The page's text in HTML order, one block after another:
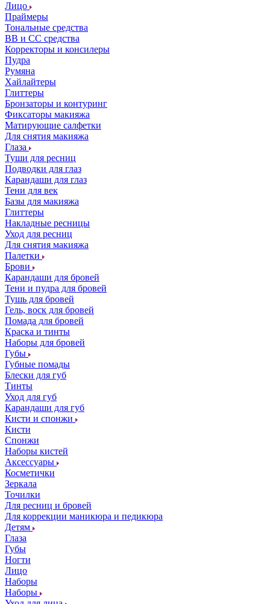
Лицо
Праймеры
Тональные средства
ВВ и СС средства
Корректоры и консилеры
Пудра
Румяна
Хайлайтеры
Глиттеры
Бронзаторы и контуринг
Фиксаторы макияжа
Матирующие салфетки
Для снятия макияжа
Глаза
Туши для ресниц
Подводки для глаз
Карандаши для глаз
Тени для век
Базы для макияжа
Глиттеры
Накладные ресницы
Уход для ресниц
Для снятия макияжа
Палетки
Брови
Карандаши для бровей
Тени и пудра для бровей
Тушь для бровей
Гель, воск для бровей
Помада для бровей
Краска и тинты
Наборы для бровей
Губы
Губные помады
Блески для губ
Тинты
Уход для губ
Карандаши для губ
Кисти и спонжи
Кисти
Спонжи
Наборы кистей
Аксессуары
Косметички
Зеркала
Точилки
Для ресниц и бровей
Для коррекции маникюра и педикюра
Детям
Глаза
Губы
Ногти
Лицо
Наборы
Наборы